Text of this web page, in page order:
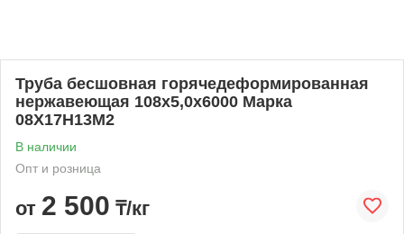
Труба бесшовная горячедеформированная
нержавеющая 108х5,0х6000 Марка
08Х17Н13М2
В наличии
Опт и розница
от 2 500 ₸/кг